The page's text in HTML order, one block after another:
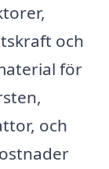
och
för
och